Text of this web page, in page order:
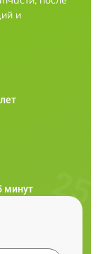
и
минут